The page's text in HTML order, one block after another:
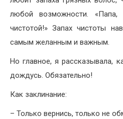
любой возможности.
чистотой!» Запах чистоты
самым желанным и важным.
Но главное, я рассказывала,
дождусь. Обязательно!
Как заклинание:
– Только вернись, только не